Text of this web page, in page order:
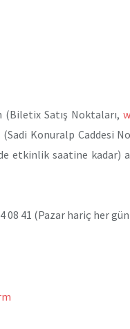
(Biletix Satış Noktaları,
(Sadi Konuralp Caddesi
etkinlik saatine kadar)
08 41 (Pazar hariç her gün